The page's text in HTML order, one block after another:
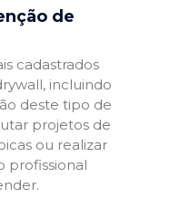
de
cadastrados
incluindo
deste tipo de
projetos de
ou realizar
profissional